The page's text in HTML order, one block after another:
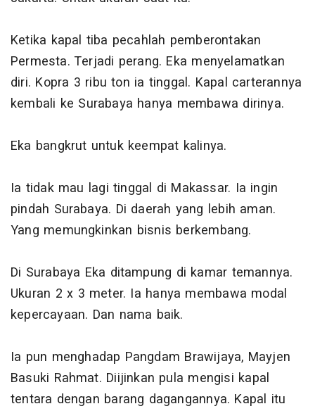
Ketika kapal tiba pecahlah pemberontakan
Permesta. Terjadi perang. Eka menyelamatkan
diri. Kopra 3 ribu ton ia tinggal. Kapal carterannya
kembali ke Surabaya hanya membawa dirinya.
Eka bangkrut untuk keempat kalinya.
Ia tidak mau lagi tinggal di Makassar. Ia ingin
pindah Surabaya. Di daerah yang lebih aman.
Yang memungkinkan bisnis berkembang.
Di Surabaya Eka ditampung di kamar temannya.
Ukuran 2 x 3 meter. Ia hanya membawa modal
kepercayaan. Dan nama baik.
Ia pun menghadap Pangdam Brawijaya, Mayjen
Basuki Rahmat. Diijinkan pula mengisi kapal
tentara dengan barang dagangannya. Kapal itu